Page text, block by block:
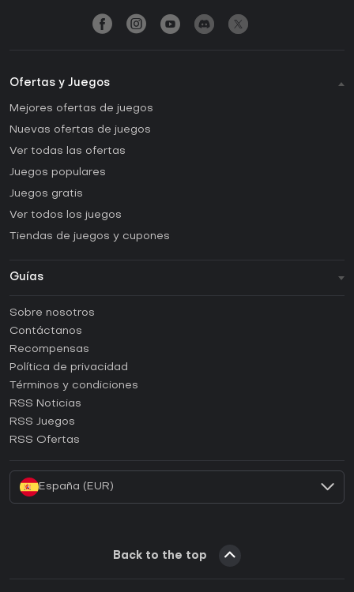
Ofertas y Juegos
Mejores ofertas de juegos
Nuevas ofertas de juegos
Ver todas las ofertas
Juegos populares
Juegos gratis
Ver todos los juegos
Tiendas de juegos y cupones
Guías
Guías y tutoriales
¿Cómo activar una CD Key de Steam?
¿Cómo activar una CD Key de Epic Games?
¿Cómo activar una CD Key de GOG?
¿Cómo activar una CD Key de Ubisoft Connect?
¿Cómo activar una CD Key de EA App?
Sobre nosotros
Contáctanos
Recompensas
Política de privacidad
Términos y condiciones
RSS Noticias
RSS Juegos
RSS Ofertas
España (EUR)
Back to the top